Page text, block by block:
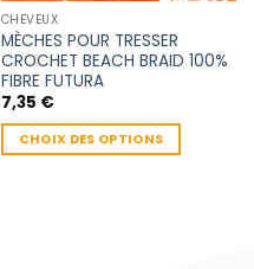
CHEVEUX
MÈCHES POUR TRESSER
CROCHET BEACH BRAID 100%
FIBRE FUTURA
7,35 €
CHOIX DES OPTIONS